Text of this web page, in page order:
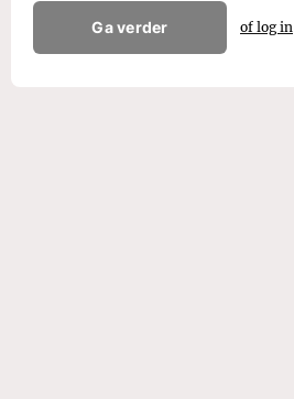
Ga verder of log in